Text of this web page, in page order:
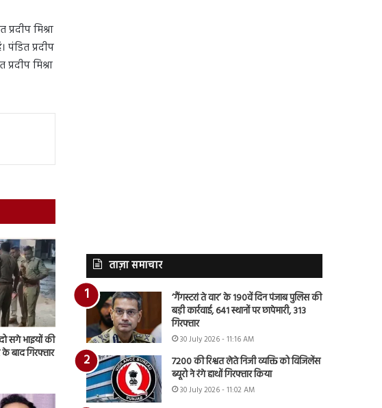
मिश्रा
प्रदीप
मिश्रा
सगे भाइयों की
बाद गिरफ्तार
ताज़ा समाचार
‘गैंगस्टरां ते वार’ के 190वें दिन पंजाब पुलिस की
बड़ी कार्रवाई, 641 स्थानों पर छापेमारी, 313
गिरफ्तार
30 July 2026 - 11:16 AM
7200 की रिश्वत लेते निजी व्यक्ति को विजिलेंस
ब्यूरो ने रंगे हाथों गिरफ्तार किया
30 July 2026 - 11:02 AM